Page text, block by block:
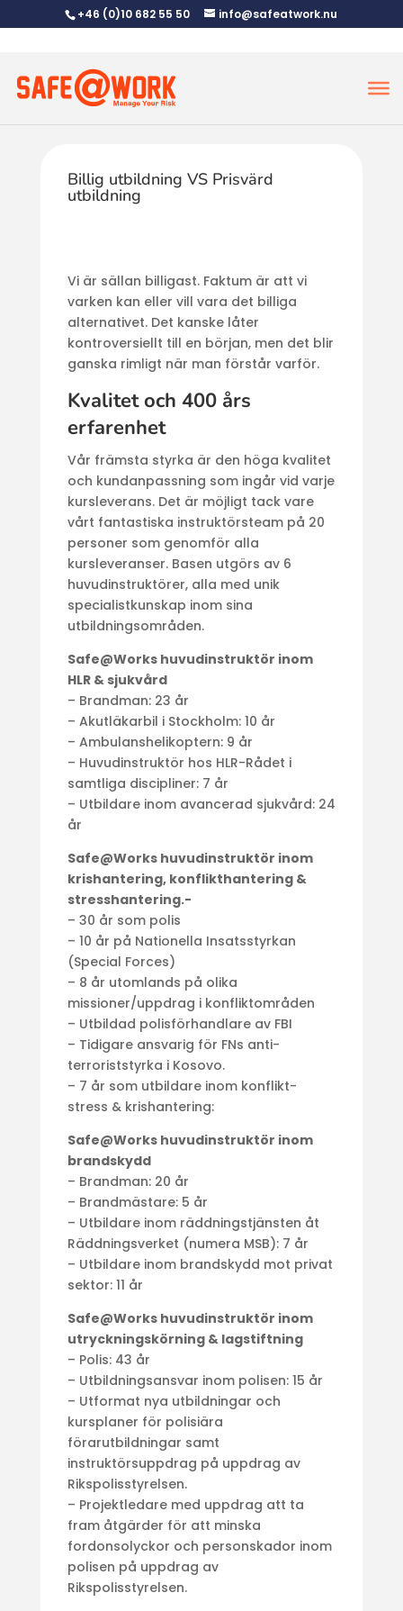
+46 (0)10 682 55 50 info@safeatwork.nu
Billig utbildning VS Prisvärd
utbildning
Vi är sällan billigast. Faktum är att vi
varken kan eller vill vara det billiga
alternativet. Det kanske låter
kontroversiellt till en början, men det blir
ganska rimligt när man förstår varför.
Kvalitet och 400 års
erfarenhet
Vår främsta styrka är den höga kvalitet
och kundanpassning som ingår vid varje
kursleverans. Det är möjligt tack vare
vårt fantastiska instruktörsteam på 20
personer som genomför alla
kursleveranser. Basen utgörs av 6
huvudinstruktörer, alla med unik
specialistkunskap inom sina
utbildningsområden.
Safe@Works huvudinstruktör inom
HLR & sjukvård
– Brandman: 23 år
– Akutläkarbil i Stockholm: 10 år
– Ambulanshelikoptern: 9 år
– Huvudinstruktör hos HLR-Rådet i
samtliga discipliner: 7 år
– Utbildare inom avancerad sjukvård: 24
år
Safe@Works huvudinstruktör inom
krishantering, konflikthantering &
stresshantering.-
– 30 år som polis
– 10 år på Nationella Insatsstyrkan
(Special Forces)
– 8 år utomlands på olika
missioner/uppdrag i konfliktområden
– Utbildad polisförhandlare av FBI
– Tidigare ansvarig för FNs anti-
terroriststyrka i Kosovo.
– 7 år som utbildare inom konflikt-
stress & krishantering:
Safe@Works huvudinstruktör inom
brandskydd
– Brandman: 20 år
– Brandmästare: 5 år
– Utbildare inom räddningstjänsten åt
Räddningsverket (numera MSB): 7 år
– Utbildare inom brandskydd mot privat
sektor: 11 år
Safe@Works huvudinstruktör inom
utryckningskörning & lagstiftning
– Polis: 43 år
– Utbildningsansvar inom polisen: 15 år
– Utformat nya utbildningar och
kursplaner för polisiära
förarutbildningar samt
instruktörsuppdrag på uppdrag av
Rikspolisstyrelsen.
– Projektledare med uppdrag att ta
fram åtgärder för att minska
fordonsolyckor och personskador inom
polisen på uppdrag av
Rikspolisstyrelsen.